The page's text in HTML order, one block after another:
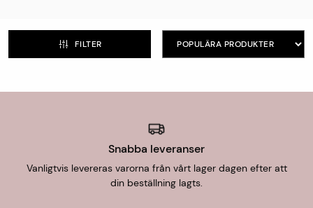
FILTER
Snabba leveranser
Vanligtvis levereras varorna från vårt lager dagen efter att
din beställning lagts.